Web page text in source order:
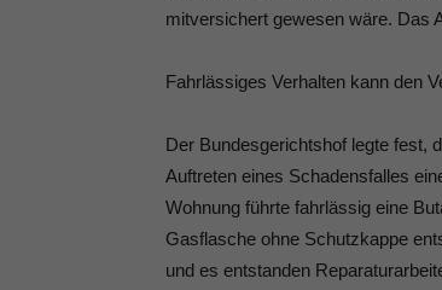
mitversichert gewesen wäre. Das
Fahrlässiges Verhalten kann den
Der Bundesgerichtshof legte fest,
Auftreten eines Schadensfalles
Wohnung führte fahrlässig eine
Gasflasche ohne Schutzkappe
und es entstanden